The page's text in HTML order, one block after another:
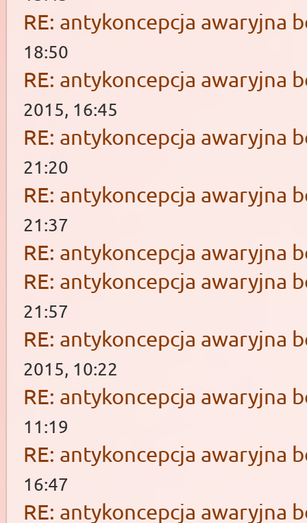
RE: antykoncepcja awaryjna
18:50
RE: antykoncepcja awaryjna
2015, 16:45
RE: antykoncepcja awaryjna
21:20
RE: antykoncepcja awaryjna
21:37
RE: antykoncepcja awaryjna
RE: antykoncepcja awaryjna
21:57
RE: antykoncepcja awaryjna
2015, 10:22
RE: antykoncepcja awaryjna
11:19
RE: antykoncepcja awaryjna
16:47
RE: antykoncepcja awaryjna